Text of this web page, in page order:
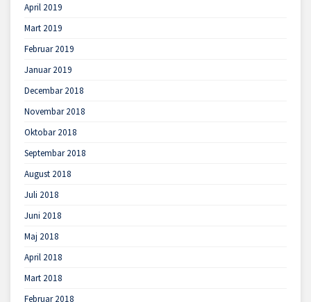
April 2019
Mart 2019
Februar 2019
Januar 2019
Decembar 2018
Novembar 2018
Oktobar 2018
Septembar 2018
August 2018
Juli 2018
Juni 2018
Maj 2018
April 2018
Mart 2018
Februar 2018